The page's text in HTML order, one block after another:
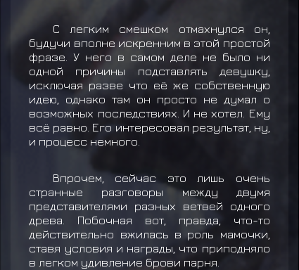
С легким смешком отмахнулся он,
будучи вполне искренним в этой простой
фразе. У него в самом деле не было ни
одной причины подставлять девушку,
исключая разве что её же собственную
идею, однако там он просто не думал о
возможных последствиях. И не хотел. Ему
всё равно. Его интересовал результат, ну,
и процесс немного.
Впрочем, сейчас это лишь очень
странные разговоры между двумя
представителями разных ветвей одного
древа. Побочная вот, правда, что-то
действительно вжилась в роль мамочки,
ставя условия и награды, что приподняло
в легком удивление брови парня.